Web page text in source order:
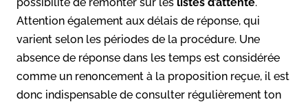
Attention également aux délais de réponse, qui
varient selon les périodes de la procédure. Une
absence de réponse dans les temps est considérée
comme un renoncement à la proposition reçue, il est
donc indispensable de consulter régulièrement ton